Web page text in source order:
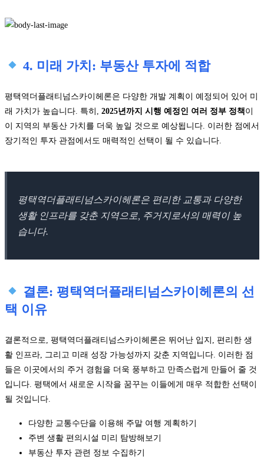
4. 미래 가치: 부동산 투자에 적합
평택역더플래티넘스카이헤론은 다양한 개발 계획이 예정되어 있어 미
래 가치가 높습니다. 특히, 2025년까지 시행 예정인 여러 정부 정책 이
이 지역의 부동산 가치를 더욱 높일 것으로 예상됩니다. 이러한 점에서
장기적인 투자 관점에서도 매력적인 선택이 될 수 있습니다.
평택역더플래티넘스카이헤론은 편리한 교통과 다양한
생활 인프라를 갖춘 지역으로, 주거지로서의 매력이 높
습니다.
결론: 평택역더플래티넘스카이헤론의 선
택 이유
결론적으로, 평택역더플래티넘스카이헤론은 뛰어난 입지, 편리한 생
활 인프라, 그리고 미래 성장 가능성까지 갖춘 지역입니다. 이러한 점
들은 이곳에서의 주거 경험을 더욱 풍부하고 만족스럽게 만들어 줄 것
입니다. 평택에서 새로운 시작을 꿈꾸는 이들에게 매우 적합한 선택이
될 것입니다.
다양한 교통수단을 이용해 주말 여행 계획하기
주변 생활 편의시설 미리 탐방해보기
부동산 투자 관련 정보 수집하기